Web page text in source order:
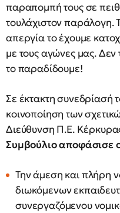
παραπομπή τους σε
τουλάχιστον παράλογη.
απεργία το έχουμε
με τους αγώνες μας.
το παραδίδουμε!
Σε έκτακτη συνεδρίασή
κοινοποίηση των
Διεύθυνση Π.Ε.
Συμβούλιο αποφάσισε
Την άμεση και πλήρη
διωκόμενων
συνεργαζόμενου